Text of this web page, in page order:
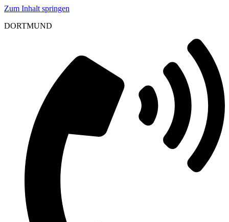
Zum Inhalt springen
DORTMUND